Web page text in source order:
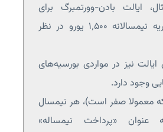
ایالت بادن-وورتمبرگ برای
غیراروپایی‌ها شهریه نیمسالانه ۱٬۵۰۰ یورو در نظر
ایالت نیز در مواردی بورسیه‌های
وجود دارد.
معمولا صفر است)، هر نیمسال
عنوان «پرداخت نیمساله»